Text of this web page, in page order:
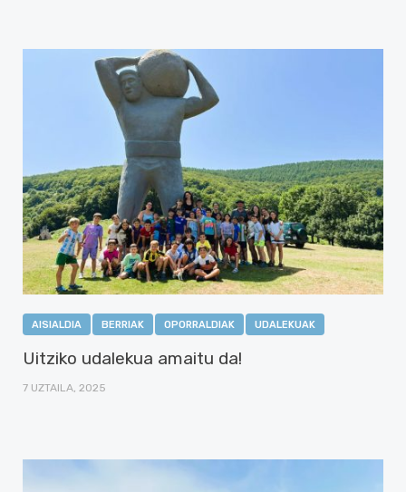
AISIALDIA BERRIAK OPORRALDIAK UDALEKUAK
Uitziko udalekua amaitu da!
7 UZTAILA, 2025